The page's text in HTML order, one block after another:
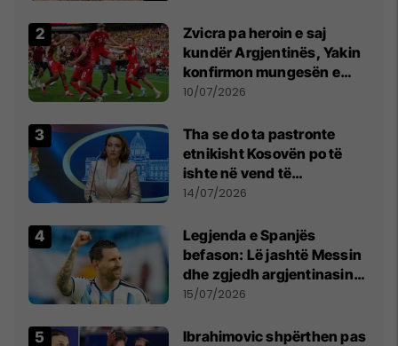
Zvicra pa heroin e saj
kundër Argjentinës, Yakin
konfirmon mungesën e
madhe
10/07/2026
Tha se do ta pastronte
etnikisht Kosovën po të
ishte në vend të
Millosheviqit, Lëvizja e
kërkon shkarkimin e
menjëhershëm të
Snezhana Paunoviq
14/07/2026
Legjenda e Spanjës
befason: Lë jashtë Messin
dhe zgjedh argjentinasin
më të mirë në botë
15/07/2026
Ibrahimovic shpërthen pas